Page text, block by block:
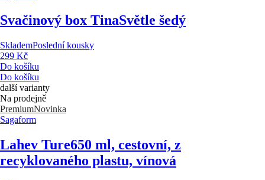
Svačinový box TinaSvětle šedý
SklademPoslední kousky
299 Kč
Do košíku
Do košíku
další varianty
Na prodejně
PremiumNovinka
Sagaform
Lahev Ture650 ml, cestovní, z
recyklovaného plastu, vínová